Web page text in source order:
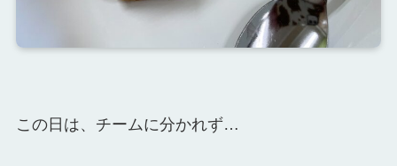
この日は、チームに分かれず…